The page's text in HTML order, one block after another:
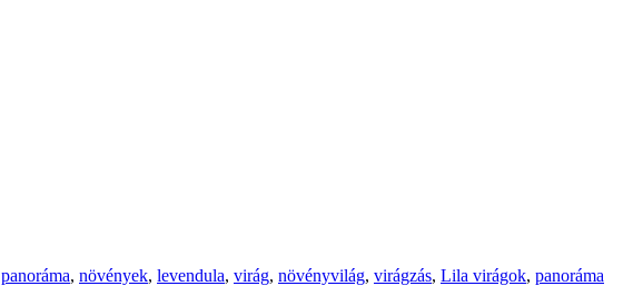
panoráma, növények, levendula, virág, növényvilág, virágzás, Lila virágok, panoráma